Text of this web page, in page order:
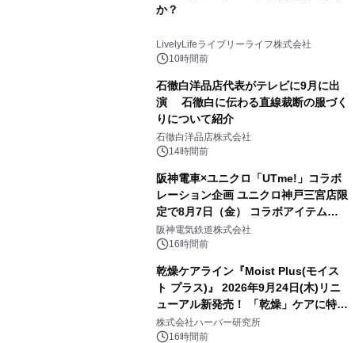
か？
LivelyLifeライブリーライフ株式会社
10時間前
石徹白洋品店代表がテレビに9月に出
演 石徹白に伝わる直線裁断の服づく
りについて紹介
石徹白洋品店株式会社
14時間前
阪神電車×ユニクロ「UTme!」コラボ
レーション企画 ユニクロ神戸三宮店限
定で8月7日（金） コラボアイテムが
発売決定！
阪神電気鉄道株式会社
16時間前
乾燥ケアライン『Moist Plus(モイス
ト プラス)』 2026年9月24日(木)リニ
ューアル新発売！ 「乾燥」ケアに特化
し、ライン使いで潤いに満ちた肌へ
株式会社ハーバー研究所
16時間前